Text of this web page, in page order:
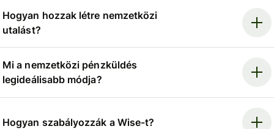
Hogyan hozzak létre nemzetközi
utalást?
Mi a nemzetközi pénzküldés
legideálisabb módja?
Hogyan szabályozzák a Wise-t?